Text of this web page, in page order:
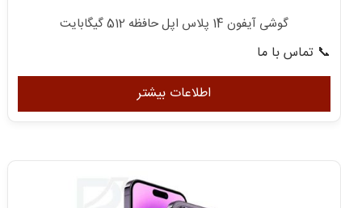
گوشی آیفون 14 پلاس اپل حافظه 512 گیگابایت
📞 تماس با ما
اطلاعات بیشتر